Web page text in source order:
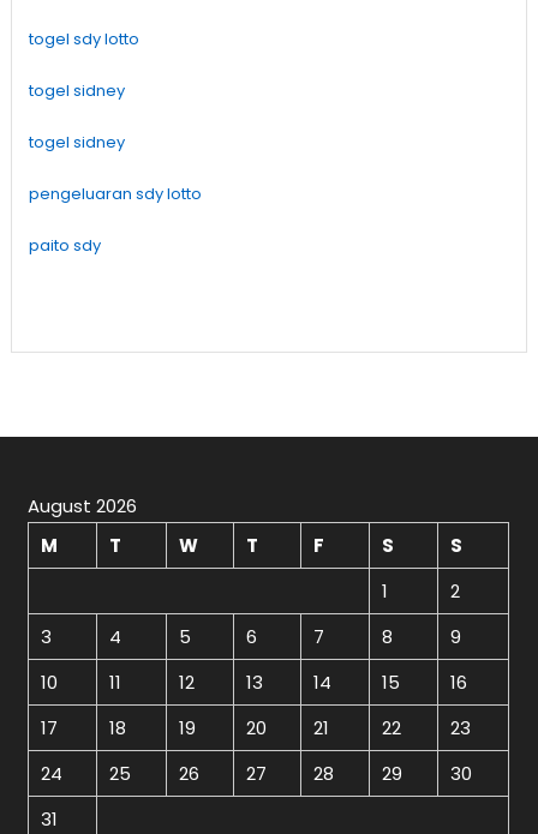
togel sdy lotto
togel sidney
togel sidney
pengeluaran sdy lotto
paito sdy
August 2026
M
T W T F S
S
1
2
3
4 5 6 7 8
9
10
11 12 13 14 15
16
17
18 19 20 21 22
23
24
25 26 27 28 29
30
31